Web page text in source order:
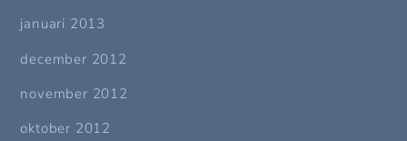
januari 2013
december 2012
november 2012
oktober 2012